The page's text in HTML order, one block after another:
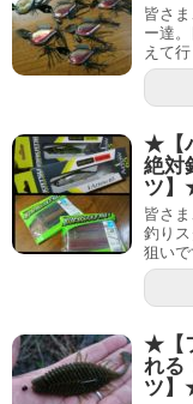
皆さ
ー達
えて
★【
絶対
ツ
皆さ
釣り
狙い
★【
れる
ツ